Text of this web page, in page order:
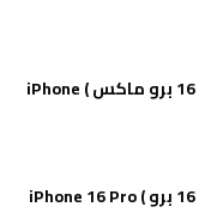
مواصفات وسعر ( ايفون 16 برو ماكس ) iPhone